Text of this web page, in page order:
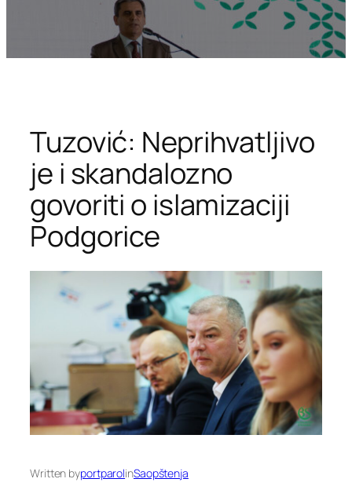
Tuzović: Neprihvatljivo
je i skandalozno
govoriti o islamizaciji
Podgorice
Written byportparolinSaopštenja